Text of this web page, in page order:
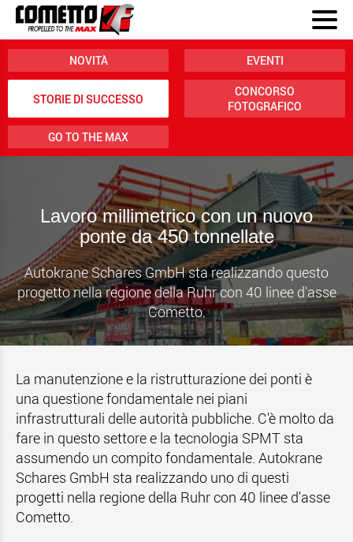
NOVITÀ EVENTI
STORIE DI SUCCESSO
CONCORSO
FOTOGRAFICO
GO TO THE MAX
Lavoro millimetrico con un nuovo
ponte da 450 tonnellate
Autokrane Schares GmbH sta realizzando questo
progetto nella regione della Ruhr con 40 linee d'asse
Cometto.
La manutenzione e la ristrutturazione dei ponti è
una questione fondamentale nei piani
infrastrutturali delle autorità pubbliche. C'è molto da
fare in questo settore e la tecnologia SPMT sta
assumendo un compito fondamentale. Autokrane
Schares GmbH sta realizzando uno di questi
progetti nella regione della Ruhr con 40 linee d'asse
Cometto.